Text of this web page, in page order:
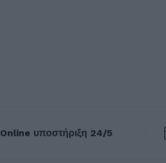
Online υποστήριξη 24/5